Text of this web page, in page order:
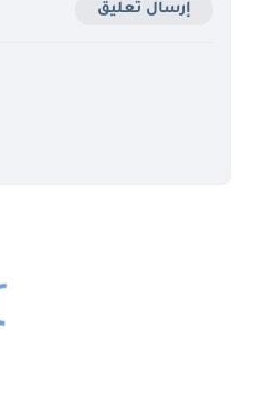
إرسال تعليق